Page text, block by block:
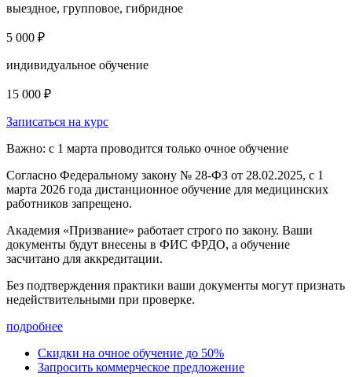
выездное, групповое, гибридное
5 000 ₽
индивидуальное обучение
15 000 ₽
Записаться на курс
Важно: с 1 марта проводится только очное обучение
Согласно Федеральному закону № 28-ФЗ от 28.02.2025, с 1
марта 2026 года дистанционное обучение для медицинских
работников запрещено.
Академия «Призвание» работает строго по закону. Ваши
документы будут внесены в ФИС ФРДО, а обучение
засчитано для аккредитации.
Без подтверждения практики ваши документы могут признать
недействительными при проверке.
подробнее
Скидки на очное обучение до 50%
Запросить коммерческое предложение